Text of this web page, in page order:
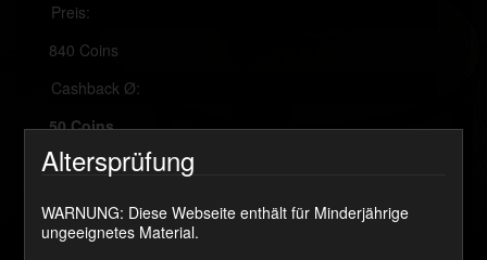
Preis:
840 Coins
Cashback Ø:
50 Coins
JETZT KAUFEN
Altersprüfung
WARNUNG: Diese Webseite enthält für Minderjährige
ungeeignetes Material.